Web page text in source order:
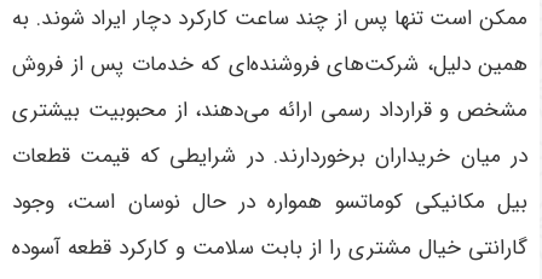
ممکن است تنها پس از چند ساعت کارکرد دچار ایراد شوند. به
همین دلیل، شرکت‌های فروشنده‌ای که خدمات پس از فروش
مشخص و قرارداد رسمی ارائه می‌دهند، از محبوبیت بیشتری
در میان خریداران برخوردارند. در شرایطی که قیمت قطعات
بیل مکانیکی کوماتسو همواره در حال نوسان است، وجود
گارانتی خیال مشتری را از بابت سلامت و کارکرد قطعه آسوده